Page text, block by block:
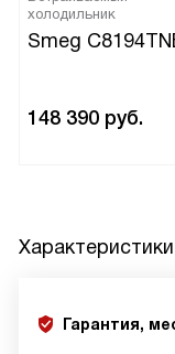
холодильник
Smeg
148 390 руб.
Характеристики
Гарантия,